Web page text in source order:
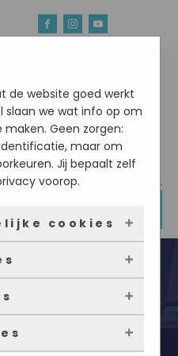
onze app
– Mijn ervaring
de website goed werkt
slaan we wat info op om
Geen zorgen:
maar om
Jij bepaalt zelf
voorop.
cookies
dat de website
dus altijd actief en
Meestal worden
iets doet, zoals
of je
hoe vaak onze site
vandaan
populair zijn. Zo
jouw voorkeuren.